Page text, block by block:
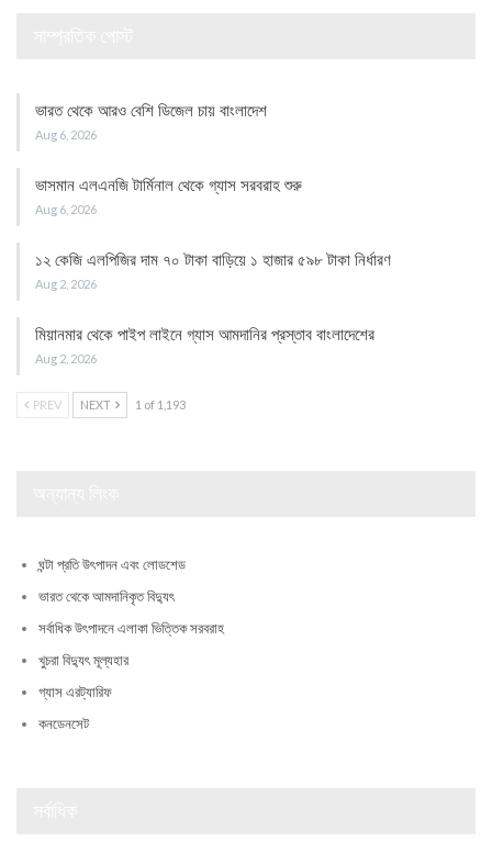
ভারত থেকে আরও বেশি ডিজেল চায় বাংলাদেশ
Aug 6, 2026
ভাসমান এলএনজি টার্মিনাল থেকে গ্যাস সরবরাহ শুরু
Aug 6, 2026
১২ কেজি এলপিজির দাম ৭০ টাকা বাড়িয়ে ১ হাজার ৫৯৮ টাকা নির্ধারণ
Aug 2, 2026
মিয়ানমার থেকে পাইপ লাইনে গ্যাস আমদানির প্রস্তাব বাংলাদেশের
Aug 2, 2026
PREV NEXT 1 of 1,193
ঘন্টা প্রতি উৎপাদন এবং লোডশেড
ভারত থেকে আমদানিকৃত বিদ্যুৎ
সর্বাধিক উৎপাদনে এলাকা ভিত্তিক সরবরাহ
খুচরা বিদ্যুৎ মূল্যহার
গ্যাস এরট্যারিফ
কনডেনসেট